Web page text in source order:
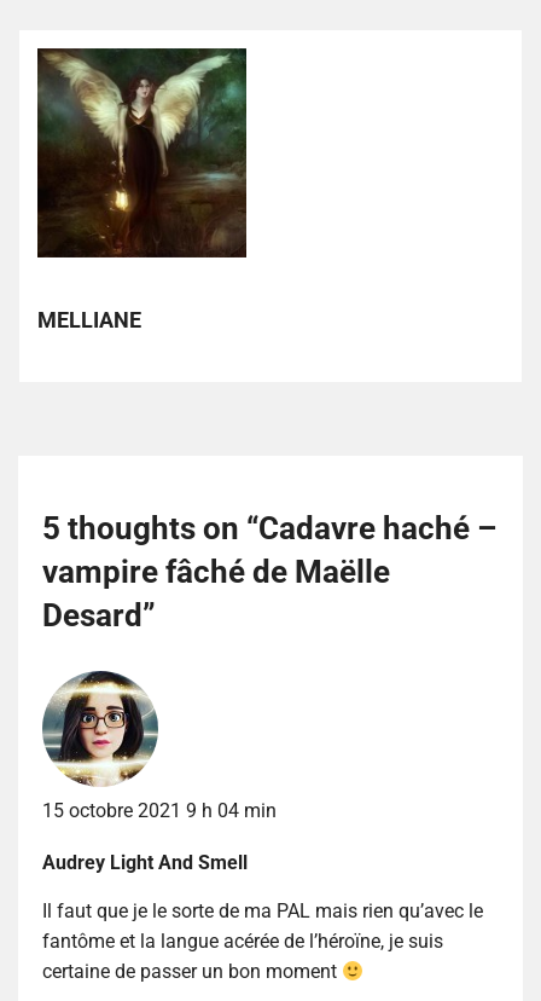
MELLIANE
5 thoughts on “Cadavre haché –
vampire fâché de Maëlle
Desard ”
15 octobre 2021 9 h 04 min
Audrey Light And Smell
Il faut que je le sorte de ma PAL mais rien qu’avec le
fantôme et la langue acérée de l’héroïne, je suis
certaine de passer un bon moment